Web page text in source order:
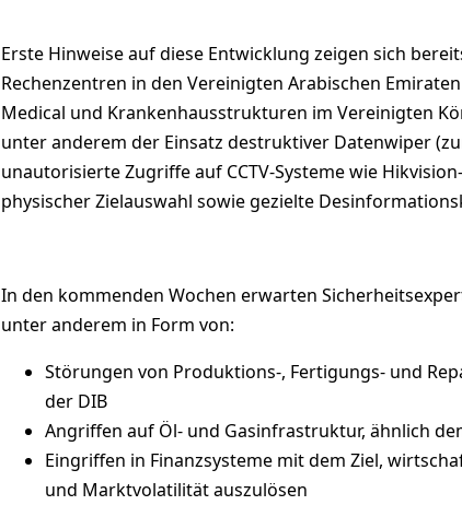
Erste Hinweise auf diese Entwicklung zeigen sich
Rechenzentren in den Vereinigten Arabischen
Medical und Krankenhausstrukturen im Vereinigten
unter anderem der Einsatz destruktiver Datenwiper
unautorisierte Zugriffe auf CCTV-Systeme wie
physischer Zielauswahl sowie gezielte
In den kommenden Wochen erwarten
unter anderem in Form von:
Störungen von Produktions-, Fertigungs- und
der DIB
Angriffen auf Öl- und Gasinfrastruktur, ähnlich
Eingriffen in Finanzsysteme mit dem Ziel,
und Marktvolatilität auszulösen